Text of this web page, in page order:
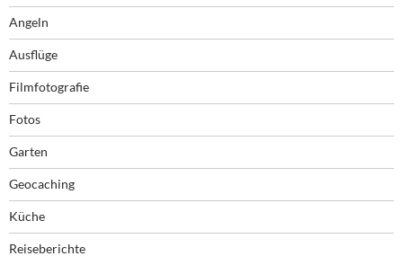
Angeln
Ausflüge
Filmfotografie
Fotos
Garten
Geocaching
Küche
Reiseberichte